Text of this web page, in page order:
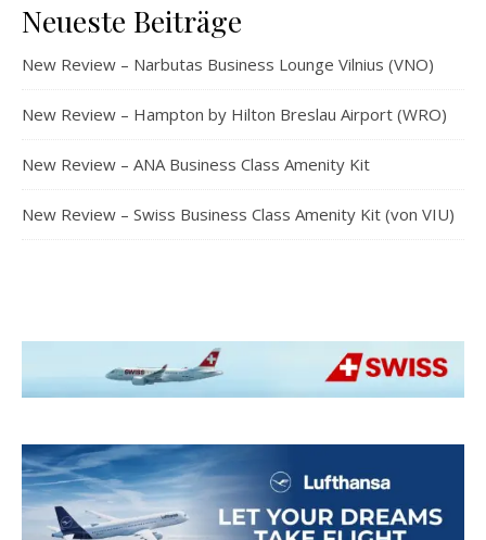
Neueste Beiträge
New Review – Narbutas Business Lounge Vilnius (VNO)
New Review – Hampton by Hilton Breslau Airport (WRO)
New Review – ANA Business Class Amenity Kit
New Review – Swiss Business Class Amenity Kit (von VIU)